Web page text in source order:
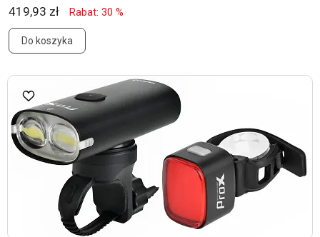
419,93 zł Rabat: 30 %
Do koszyka